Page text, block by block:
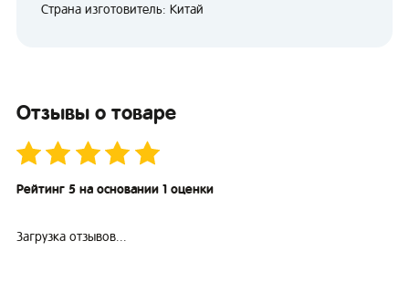
Страна изготовитель: Китай
Отзывы о товаре
Рейтинг 5 на основании 1 оценки
Загрузка отзывов...